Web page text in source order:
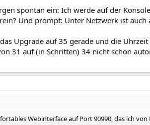
spontan ein: Ich werde auf der
Und prompt: Unter Netzwerk ist
Upgrade auf 35 gerade und die
31 auf (in Schritten) 34 nicht schon
Webinterface auf Port 90990, das ich